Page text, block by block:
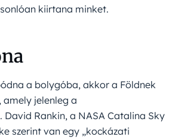
kiirtana minket.
a bolygóba, akkor a Földnek
jelenleg a
David Rankin, a NASA Catalina Sky
szerint van egy „kockázati